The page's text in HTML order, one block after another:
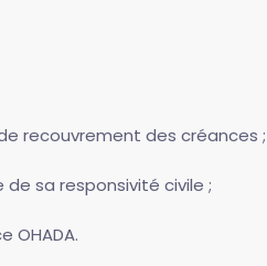
recouvrement des créances ;
sa responsivité civile ;
OHADA.